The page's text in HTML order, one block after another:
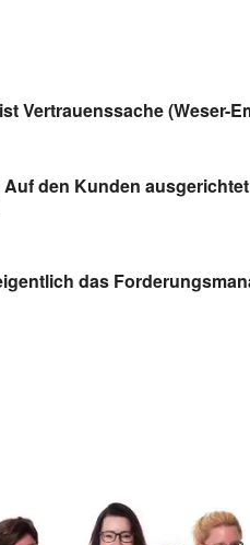
Vertrauenssache (Weser-
den Kunden
das